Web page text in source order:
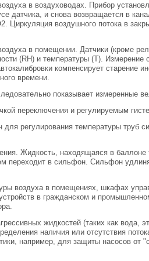
в воздуховодах. Прибор
датчика, и снова возвращается в
Циркуляция воздушного потока в
в помещении. Датчики (кроме
(RH) и температуры (Т).
компенсирует старение
времени.
показывает измеренные
переключения и регулируемым
регулирования температуры труб
Жидкость, находящаяся в баллоне
переходит в сильфон. Сильфон
воздуха в помещениях, шкафах
в гражданском и
жидкостей (таких как вода,
наличия или отсутствия
например, для защиты насосов от